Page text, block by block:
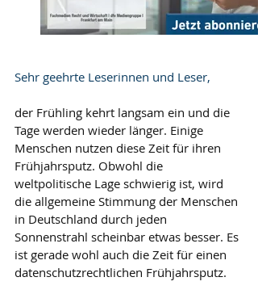
Sehr geehrte Leserinnen und Leser,
der Frühling kehrt langsam ein und die
Tage werden wieder länger. Einige
Menschen nutzen diese Zeit für ihren
Frühjahrsputz. Obwohl die
weltpolitische Lage schwierig ist, wird
die allgemeine Stimmung der Menschen
in Deutschland durch jeden
Sonnenstrahl scheinbar etwas besser. Es
ist gerade wohl auch die Zeit für einen
datenschutzrechtlichen Frühjahrsputz.